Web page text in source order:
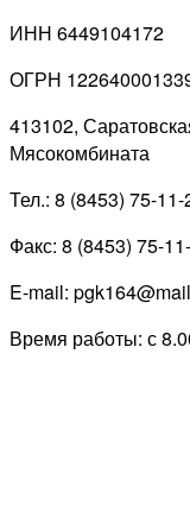
ИНН 6449104172
ОГРН
413102,
Мясокомбината
Тел.: 8 (8453) 75-
Факс: 8 (8453) 75-
E-mail:
Время работы: с